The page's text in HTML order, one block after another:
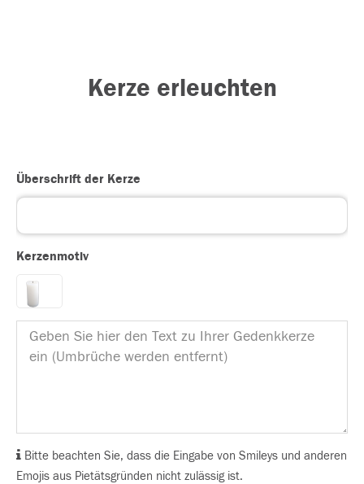
Kerze erleuchten
Überschrift der Kerze
Kerzenmotiv
Bitte beachten Sie, dass die Eingabe von Smileys und anderen
Emojis aus Pietätsgründen nicht zulässig ist.